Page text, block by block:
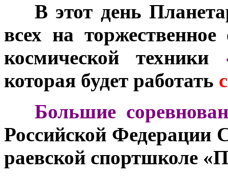
В этот день
всех на
космической техники
которая будет работать
Большие
Российской Федерации
раевской спортшколе